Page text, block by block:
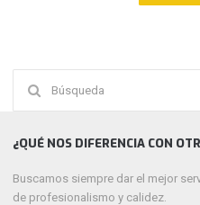
¿QUÉ NOS DIFERENCIA CON
Buscamos siempre dar el mejor
de profesionalismo y calidez.